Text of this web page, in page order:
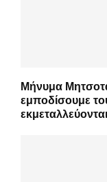
Μήνυμα
εμποδίσουμε